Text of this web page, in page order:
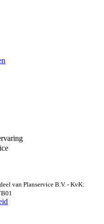
van Planservice B.V. - KvK: